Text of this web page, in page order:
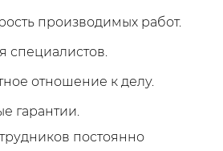
производимых работ.
специалистов.
отношение к делу.
гарантии.
постоянно